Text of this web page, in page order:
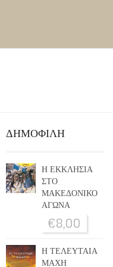
ΔΗΜΟΦΙΛΗ
Η ΕΚΚΛΗΣΙΑ
ΣΤΟ
ΜΑΚΕΔΟΝΙΚΟ
ΑΓΩΝΑ
€8,00
Η ΤΕΛΕΥΤΑΙΑ
ΜΑΧΗ